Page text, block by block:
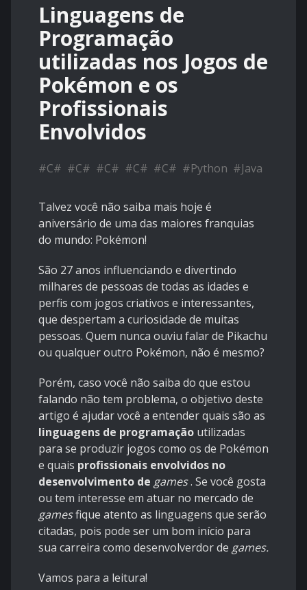
Linguagens de
Programação
utilizadas nos Jogos de
Pokémon e os
Profissionais
Envolvidos
#C# #C# #C# #C# #C# #Python #Java
Talvez você não saiba mais hoje é
aniversário de uma das maiores franquias
do mundo: Pokémon!
São 27 anos influenciando e divertindo
milhares de pessoas de todas as idades e
perfis com jogos criativos e interessantes,
que despertam a curiosidade de muitas
pessoas. Quem nunca ouviu falar de Pikachu
ou qualquer outro Pokémon, não é mesmo?
Porém, caso você não saiba do que estou
falando não tem problema, o objetivo deste
artigo é ajudar você a entender quais são as
linguagens de programação utilizadas
para se produzir jogos como os de Pokémon
e quais profissionais envolvidos no
desenvolvimento de games. Se você gosta
ou tem interesse em atuar no mercado de
gamesfique atento as linguagens que serão
citadas, pois pode ser um bom início para
sua carreira como desenvolverdor de games.
Vamos para a leitura!